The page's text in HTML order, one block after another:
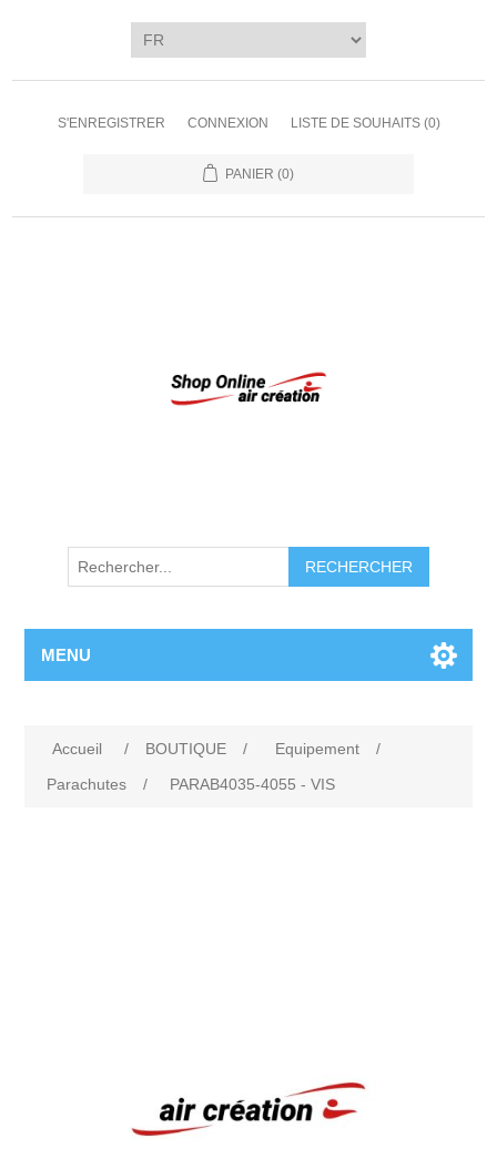
S'ENREGISTRER CONNEXION LISTE DE SOUHAITS (0)
PANIER (0)
RECHERCHER
MENU
Accueil / BOUTIQUE / Equipement
/
Parachutes
/ PARAB4035-4055 - VIS